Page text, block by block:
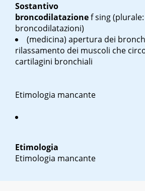
Sostantivo
broncodilatazionef sing(plurale:
broncodilatazioni)
(medicina) apertura dei
rilassamento dei muscoli che
cartilagini bronchiali
Etimologia mancante
Etimologia
Etimologia mancante